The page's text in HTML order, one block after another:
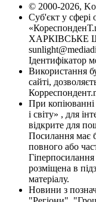
© 2000-2026,
Суб'єкт у сфері
ХАРКІВСЬКЕ
Ідентифікатор
Використання
сайті,
При копіюванні
і світу» , для
відкрите для
Посилання має
повного або
розміщена в
матеріалу.
Новини з